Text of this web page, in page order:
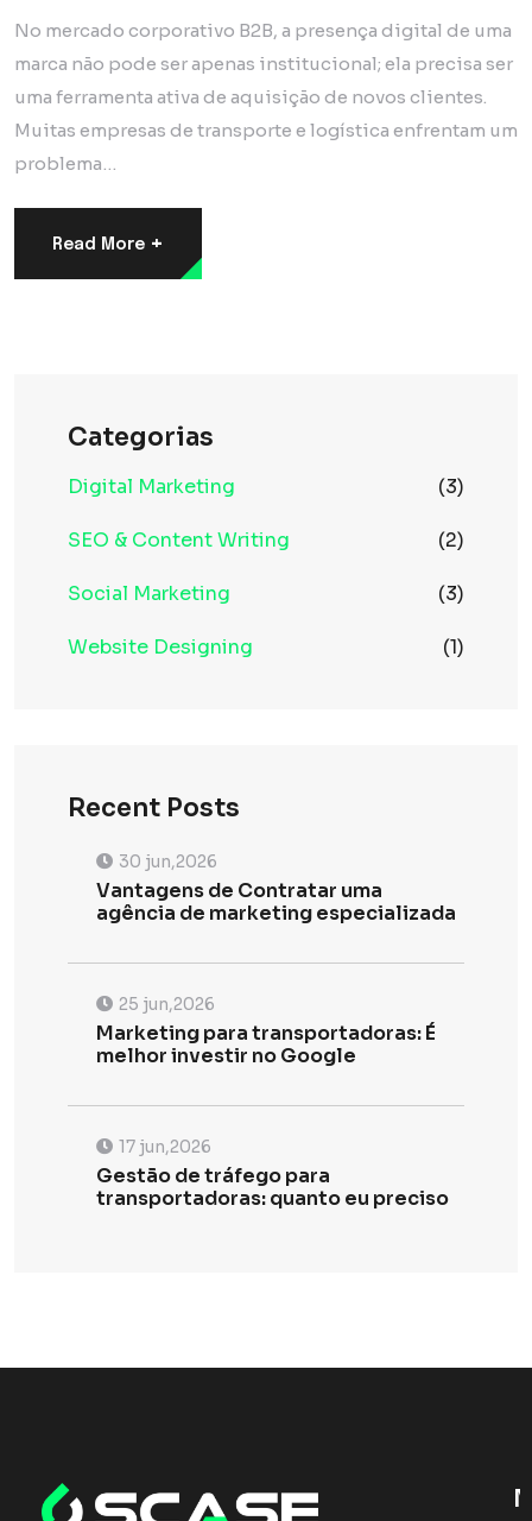
No mercado corporativo B2B, a presença digital de uma
marca não pode ser apenas institucional; ela precisa ser
uma ferramenta ativa de aquisição de novos clientes.
Muitas empresas de transporte e logística enfrentam um
problema…
Read More +
Categorias
Digital Marketing (3)
SEO & Content Writing (2)
Social Marketing (3)
Website Designing (1)
Recent Posts
30 jun,2026
Vantagens de Contratar uma
agência de marketing especializada
25 jun,2026
Marketing para transportadoras: É
melhor investir no Google
17 jun,2026
Gestão de tráfego para
transportadoras: quanto eu preciso
N